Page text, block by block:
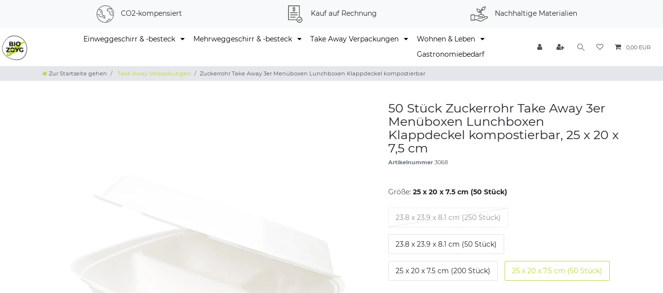
CO2-kompensiert Kauf auf Rechnung Nachhaltige Materialien
Einweggeschirr & -besteck Mehrweggeschirr & -besteck Take Away Verpackungen
Wohnen & Leben
Gastronomiebedarf
0,00 EUR
Zur Startseite gehen Take Away Verpackungen Zuckerrohr Take Away 3er Menüboxen Lunchboxen Klappdeckel kompostierbar
50 Stück Zuckerrohr Take Away 3er
Menüboxen Lunchboxen
Klappdeckel kompostierbar, 25 x 20 x
7,5 cm
Artikelnummer 3068
Größe: 25 x 20 x 7.5 cm (50 Stück)
23.8 x 23.9 x 8.1 cm (250 Stück)
23.8 x 23.9 x 8.1 cm (50 Stück)
25 x 20 x 7.5 cm (200 Stück) 25 x 20 x 7.5 cm (50 Stück)